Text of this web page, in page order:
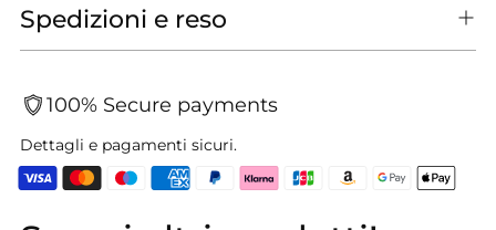
Spedizioni e reso
100% Secure payments
Dettagli e pagamenti sicuri.